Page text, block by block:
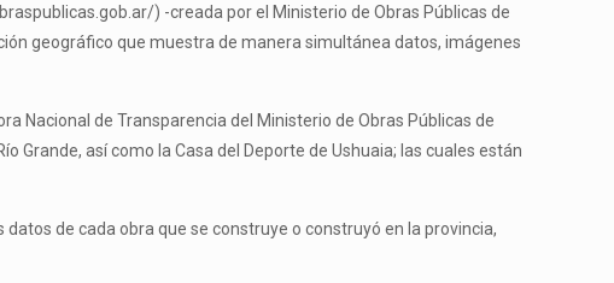
) -creada por el Ministerio de Obras Públicas de
geográfico que muestra de manera simultánea datos, imágenes
Nacional de Transparencia del Ministerio de Obras Públicas de
Grande, así como la Casa del Deporte de Ushuaia; las cuales están
de cada obra que se construye o construyó en la provincia,